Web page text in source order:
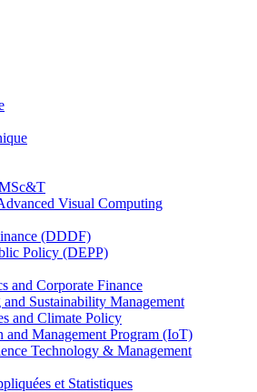
Visual Computing
(DDDF)
Policy (DEPP)
and Corporate Finance
Sustainability Management
and Climate Policy
Management Program (IoT)
Technology & Management
et Statistiques